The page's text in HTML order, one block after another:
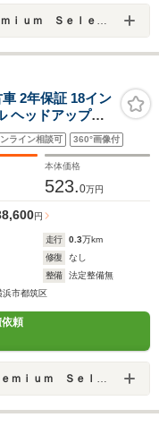
ｌｅｃｔｉｏｎ 勝どき
2年保証 18イン
ヘッドアップデ
LEDヘッドライト
ントシートヒータ
ライン相談可 360°画像付
本体価格
523.0万円
円
走行 0.3万km
修復
なし
整備
法定整備無
浜市都筑区
頼
ｅｃｔｉｏｎ 横浜港北